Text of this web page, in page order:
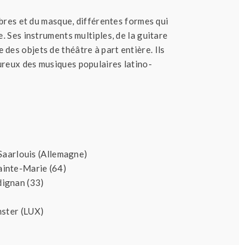
et du masque, différentes formes qui
Ses instruments multiples, de la guitare
des objets de théâtre à part entière. Ils
des musiques populaires latino-
(Allemagne)
Marie (64)
(33)
(LUX)